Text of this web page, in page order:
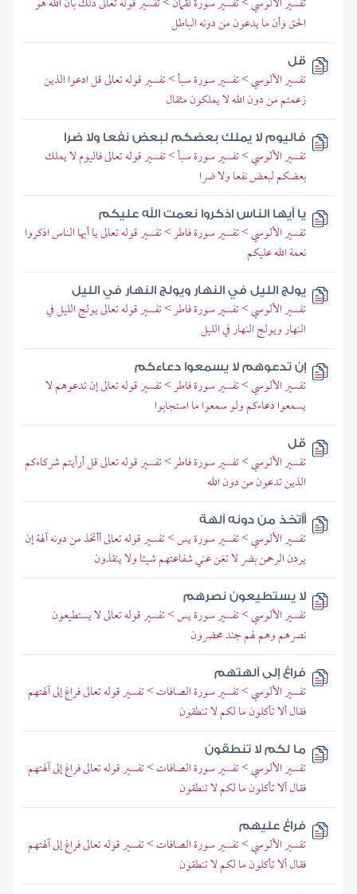
الحق وأن ما يدعون من دونه الباطل
قل
تفسير الألوسي > تفسير سورة سبأ > تفسير قوله تعالى قل ادعوا الذين
زعمتم من دون الله لا يملكون مثقال
فاليوم لا يملك بعضكم لبعض نفعا ولا ضرا
تفسير الألوسي > تفسير سورة سبأ > تفسير قوله تعالى فاليوم لا يملك
بعضكم لبعض نفعا ولا ضرا
يا أيها الناس اذكروا نعمت الله عليكم
تفسير الألوسي > تفسير سورة فاطر > تفسير قوله تعالى يا أيها الناس اذكروا
نعمة الله عليكم
يولج الليل في النهار ويولج النهار في الليل
تفسير الألوسي > تفسير سورة فاطر > تفسير قوله تعالى يولج الليل في
النهار ويولج النهار في الليل
إن تدعوهم لا يسمعوا دعاءكم
تفسير الألوسي > تفسير سورة فاطر > تفسير قوله تعالى إن تدعوهم لا
يسمعوا دعاءكم ولو سمعوا ما استجابوا
قل
تفسير الألوسي > تفسير سورة فاطر > تفسير قوله تعالى قل أرأيتم شركاءكم
الذين تدعون من دون الله
أأتخذ من دونه آلهة
تفسير الألوسي > تفسير سورة يس > تفسير قوله تعالى أأتخذ من دونه آلهة إن
يردن الرحمن بضر لا تغن عني شفاعتهم شيئا ولا ينقذون
لا يستطيعون نصرهم
تفسير الألوسي > تفسير سورة يس > تفسير قوله تعالى لا يستطيعون
نصرهم وهم لهم جند محضرون
فراغ إلى آلهتهم
تفسير الألوسي > تفسير سورة الصافات > تفسير قوله تعالى فراغ إلى آلهتهم
فقال ألا تأكلون ما لكم لا تنطقون
ما لكم لا تنطقون
تفسير الألوسي > تفسير سورة الصافات > تفسير قوله تعالى فراغ إلى آلهتهم
فقال ألا تأكلون ما لكم لا تنطقون
فراغ عليهم
تفسير الألوسي > تفسير سورة الصافات > تفسير قوله تعالى فراغ إلى آلهتهم
فقال ألا تأكلون ما لكم لا تنطقون